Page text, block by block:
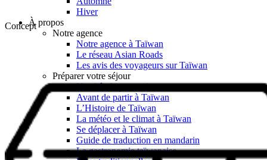
Hiver
À propos
Notre agence
Notre agence à Taïwan
Le réseau Asian Roads
Les avis des voyageurs sur Taïwan
Préparer votre séjour
Nos hôtels partenaires
Avant de partir à Taïwan
L’Histoire de Taïwan
La météo et le climat à Taïwan
Se déplacer à Taïwan
Guide de traduction en mandarin
La gastronomie taïwanaise
Concept